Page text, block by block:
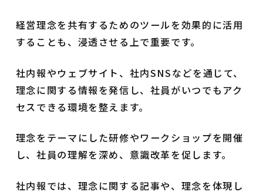
経営理念を共有するためのツールを効果的に活用
することも、浸透させる上で重要です。
社内報やウェブサイト、社内SNSなどを通じて、
理念に関する情報を発信し、社員がいつでもアク
セスできる環境を整えます。
理念をテーマにした研修やワークショップを開催
し、社員の理解を深め、意識改革を促します。
社内報では、理念に関する記事や、理念を体現し